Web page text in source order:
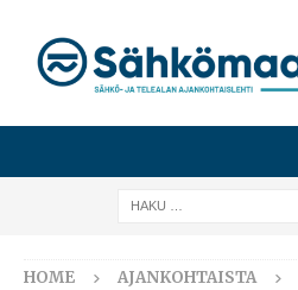
HOME AJANKOHTAISTA